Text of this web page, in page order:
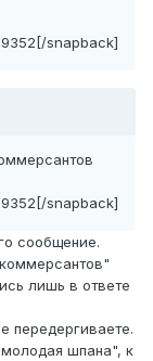
snapback]
snapback]
сообщение.
лишь в ответе
передергиваете.
шпана", к